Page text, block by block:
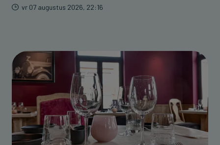
vr 07 augustus 2026, 22:16